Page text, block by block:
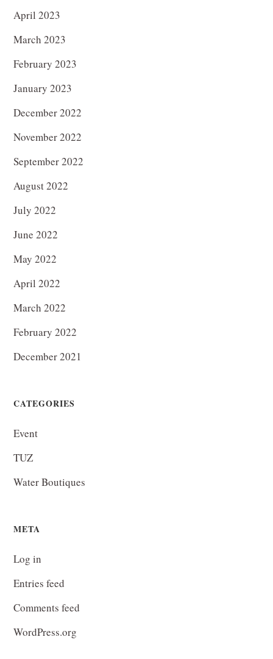
April 2023
March 2023
February 2023
January 2023
December 2022
November 2022
September 2022
August 2022
July 2022
June 2022
May 2022
April 2022
March 2022
February 2022
December 2021
CATEGORIES
Event
TUZ
Water Boutiques
META
Log in
Entries feed
Comments feed
WordPress.org